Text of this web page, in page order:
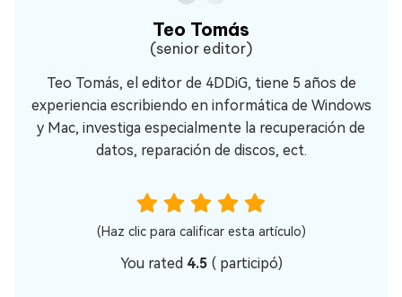
Teo Tomás
(senior editor)
Teo Tomás, el editor de 4DDiG, tiene 5 años de
experiencia escribiendo en informática de Windows
y Mac, investiga especialmente la recuperación de
datos, reparación de discos, ect.
(Haz clic para calificar esta artículo)
You rated 4.5 ( participó)